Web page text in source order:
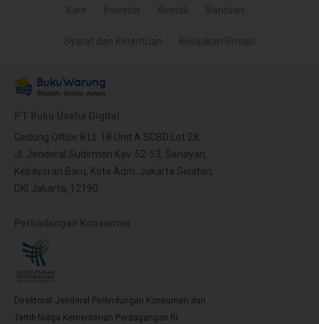
Gedung Office 8 Lt. 18 Unit A SCBD Lot 28,
Jl. Jenderal Sudirman Kav. 52-53, Senayan,
Kebayoran Baru, Kota Adm. Jakarta Selatan,
DKI Jakarta, 12190
Direktorat Jenderal Perlindungan Konsumen dan
Tertib Niaga Kementerian Perdagangan RI